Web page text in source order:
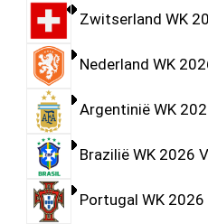
Zwitserland WK
Nederland WK
Argentinië WK
Brazilië WK 2026
Portugal WK